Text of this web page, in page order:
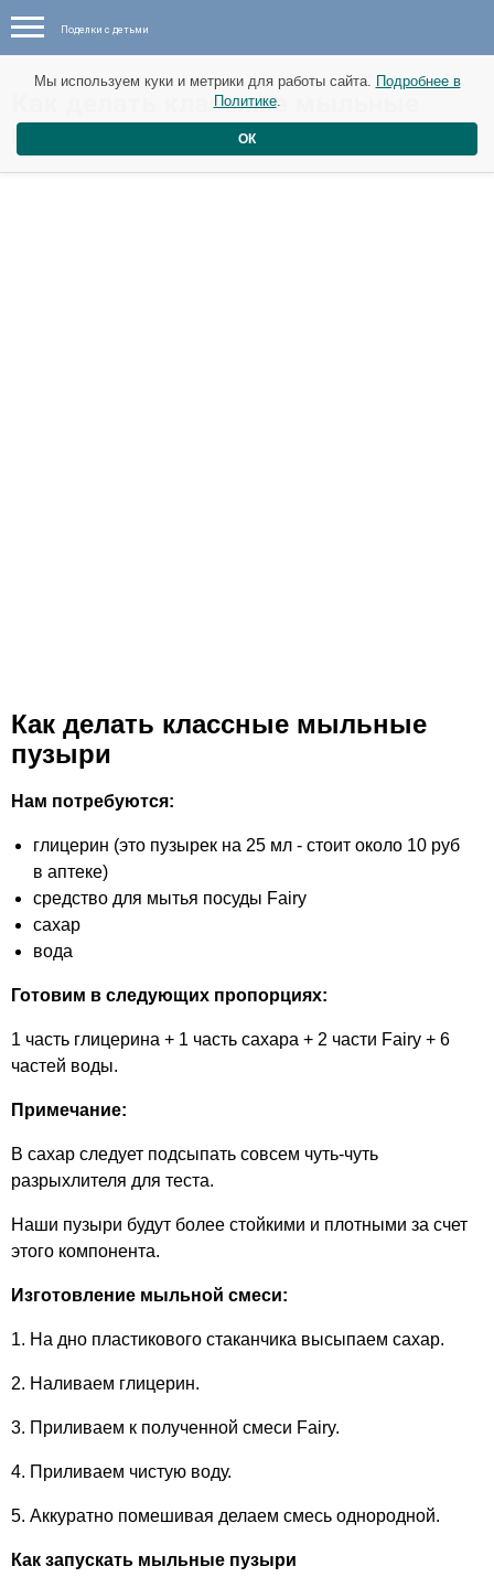
Поделки с детьми
​Как делать классные мыльные
пузыри
Как делать классные мыльные
пузыри
Нам потребуются:
глицерин (это пузырек на 25 мл - стоит около 10 руб
в аптеке)
средство для мытья посуды Fairy
сахар
вода
Готовим в следующих пропорциях:
1 часть глицерина + 1 часть сахара + 2 части Fairy + 6
частей воды.
Примечание:
В сахар следует подсыпать совсем чуть-чуть
разрыхлителя для теста.
Наши пузыри будут более стойкими и плотными за счет
этого компонента.
Изготовление мыльной смеси:
1. На дно пластикового стаканчика высыпаем сахар.
2. Наливаем глицерин.
3. Приливаем к полученной смеси Fairy.
4. Приливаем чистую воду.
5. Аккуратно помешивая делаем смесь однородной.
Как запускать мыльные пузыри
Мы используем куки и метрики для работы сайта. Подробнее в
Политике.
ОК